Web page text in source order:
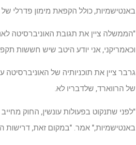
באנטישמיות, כולל הקפאת מימון פדרלי של 2.2 מיליארד דולר וביטול מעמדו ללא מטרות רווח.
"הממשלה ציין את תגובת האוניברסיטה
וכאמריקני, אני יודע היטב שיש חששות
גרבר ציין את תוכניותיה של
של הרווארד, שלדבריו לא.
"לפני שתנקוט בפעולות עונשין, החוק
באנטישמיות," אמר. "במקום זאת, דרישות ה- 11 באפריל של הממשלה מבקשות לשלוט על מי אנו שוכרים ומה אנו